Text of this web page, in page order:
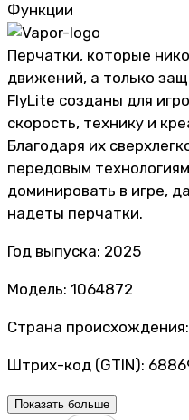
Функции
Перчатки, которые
движений, а только
FlyLite созданы для
скорость, технику и
Благодаря их
передовым
доминировать в игре,
надеты перчатки.
Год выпуска: 2025
Модель: 1064872
Страна
Штрих-код (GTIN):
Показать больше